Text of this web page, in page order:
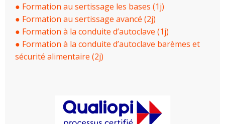
● Formation au sertissage les bases (1j)
● Formation au sertissage avancé (2j)
● Formation à la conduite d’autoclave (1j)
● Formation à la conduite d’autoclave barèmes et
sécurité alimentaire (2j)